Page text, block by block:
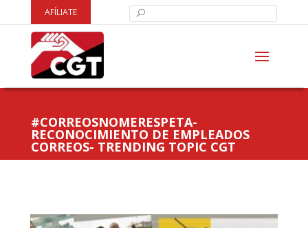
AFÍLIATE
#CORREOSNOMERESPETA-
RECONOCIMIENTO DE EMPLEADOS
CORREOS- TRENDING TOPIC CGT